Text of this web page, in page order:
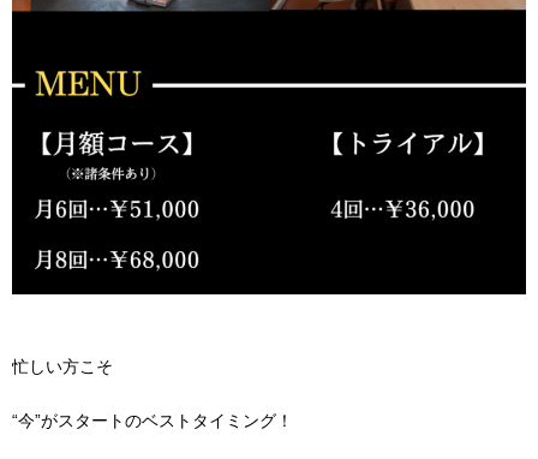
忙しい方こそ
“今”がスタートのベストタイミング！